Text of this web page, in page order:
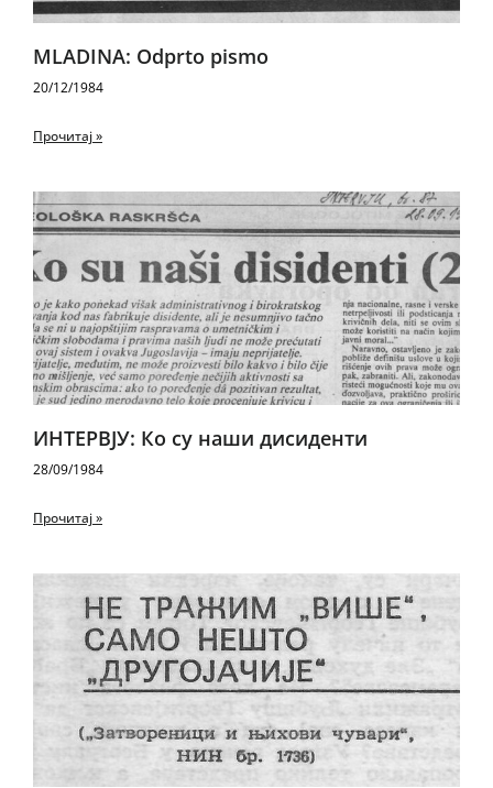
MLADINA: Odprto pismo
20/12/1984
Прочитај »
ИНТЕРВЈУ: Ко су наши дисиденти
28/09/1984
Прочитај »